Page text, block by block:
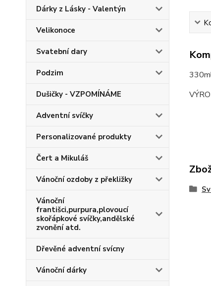
Dárky z Lásky - Valentýn
Velikonoce
Svatební dary
Podzim
Dušičky - VZPOMÍNÁME
Adventní svíčky
Personalizované produkty
Čert a Mikuláš
Vánoční ozdoby z překližky
Vánoční
františci,purpura,plovoucí
skořápkové svíčky,andělské
zvonění atd.
Dřevěné adventní svícny
Vánoční dárky